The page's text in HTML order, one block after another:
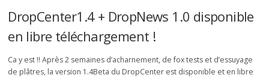
DropCenter1.4 + DropNews 1.0 disponible
en libre téléchargement !
Ca y est !! Après 2 semaines d’acharnement, de fox tests et d’essuyage
de plâtres, la version 1.4Beta du DropCenter est disponible et en libre